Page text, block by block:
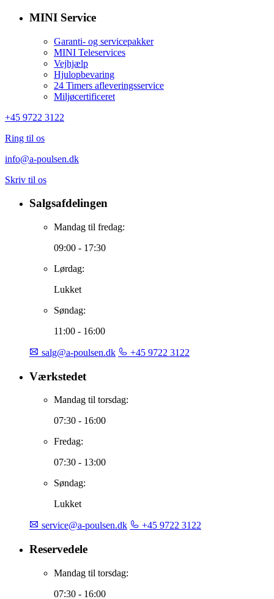
MINI Service
Garanti- og servicepakker
MINI Teleservices
Vejhjælp
Hjulopbevaring
24 Timers afleveringsservice
Miljøcertificeret
+45 9722 3122
Ring til os
info@a-poulsen.dk
Skriv til os
Salgsafdelingen
Mandag til fredag:
09:00 - 17:30
Lørdag:
Lukket
Søndag:
11:00 - 16:00
salg@a-poulsen.dk +45 9722 3122
Værkstedet
Mandag til torsdag:
07:30 - 16:00
Fredag:
07:30 - 13:00
Søndag:
Lukket
service@a-poulsen.dk +45 9722 3122
Reservedele
Mandag til torsdag:
07:30 - 16:00